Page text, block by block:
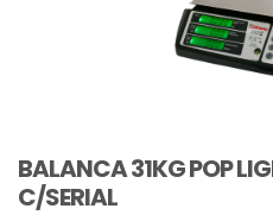
BALANCA 31KG POP
C/SERIAL